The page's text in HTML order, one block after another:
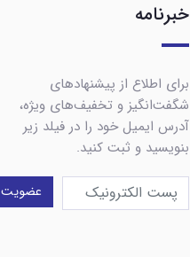
خبرنامه
برای اطلاع از پیشنهادهای
شگفت‌انگیز و تخفیف‌های ویژه،
آدرس ایمیل خود را در فیلد زیر
بنویسید و ثبت کنید.
عضویت